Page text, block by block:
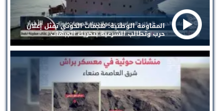
المقاومة الوطنية: هجمات الحوثي تمثل إعلان
حرب وتطالب الشرعية بتحريك الجبهات